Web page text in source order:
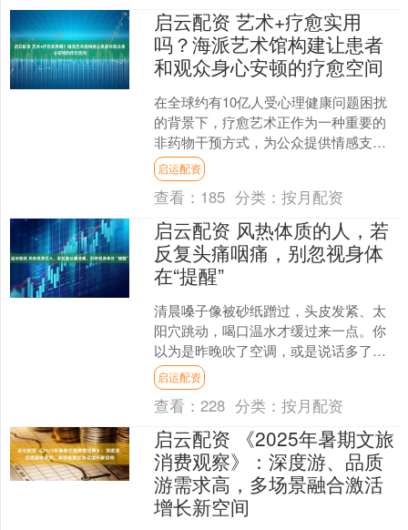
启云配资 艺术+疗愈实用
吗？海派艺术馆构建让患者
和观众身心安顿的疗愈空间
在全球约有10亿人受心理健康问题困扰
的背景下，疗愈艺术正作为一种重要的
非药物干预方式，为公众提供情感支持
与内在平衡。近日，海派艺术馆推出“心
身共境——疗愈艺术实....
启运配资
查看： 185 分类：按月配资
启云配资 风热体质的人，若
反复头痛咽痛，别忽视身体
在“提醒”
清晨嗓子像被砂纸蹭过，头皮发紧、太
阳穴跳动，喝口温水才缓过来一点。你
以为是昨晚吹了空调，或是说话多了，
其实身体在用最“土”的方式提醒你——火
势上头了。中医把这类....
启运配资
查看：228 分类：按月配资
启云配资 《2025年暑期文旅
消费观察》：深度游、品质
游需求高，多场景融合激活
增长新空间